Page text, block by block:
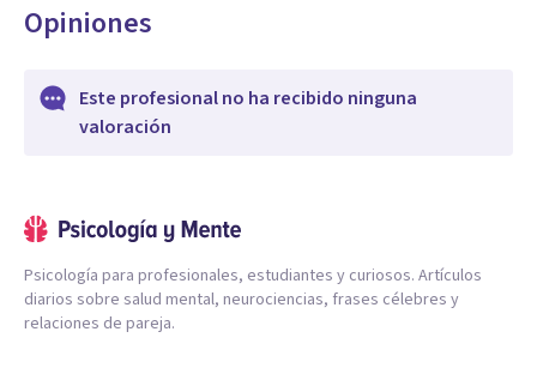
Opiniones
Este profesional no ha recibido ninguna
valoración
Psicología para profesionales, estudiantes y curiosos. Artículos
diarios sobre salud mental, neurociencias, frases célebres y
relaciones de pareja.